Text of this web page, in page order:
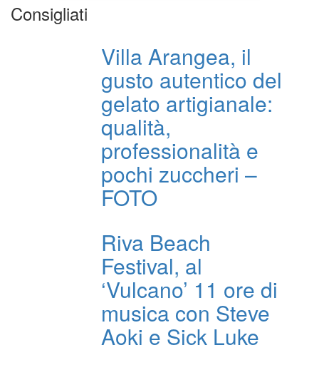
Consigliati
Villa Arangea, il
gusto autentico del
gelato artigianale:
qualità,
professionalità e
pochi zuccheri –
FOTO
Riva Beach
Festival, al
‘Vulcano’ 11 ore di
musica con Steve
Aoki e Sick Luke